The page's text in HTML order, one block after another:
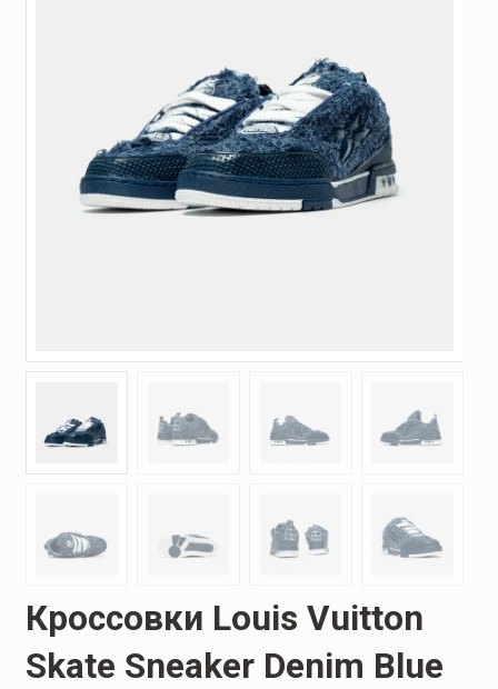
Кроссовки Louis Vuitton
Skate Sneaker Denim Blue